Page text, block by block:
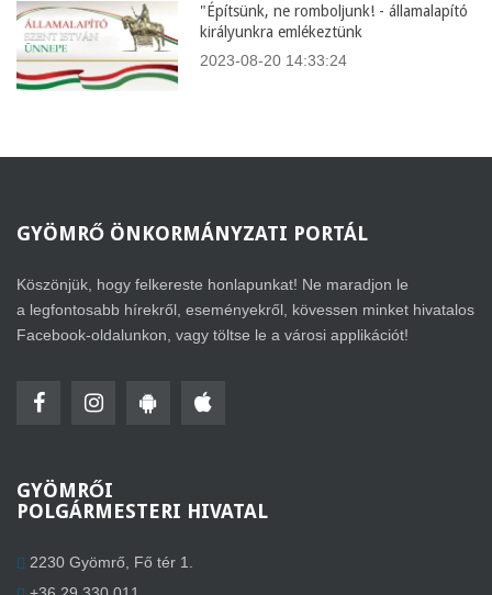
"Építsünk, ne romboljunk! - államalapító
királyunkra emlékeztünk
2023-08-20 14:33:24
GYÖMRŐ ÖNKORMÁNYZATI PORTÁL
Köszönjük, hogy felkereste honlapunkat! Ne maradjon le
a legfontosabb hírekről, eseményekről, kövessen minket hivatalos
Facebook-oldalunkon, vagy töltse le a városi applikációt!
GYÖMRŐI
POLGÁRMESTERI HIVATAL
2230 Gyömrő, Fő tér 1.